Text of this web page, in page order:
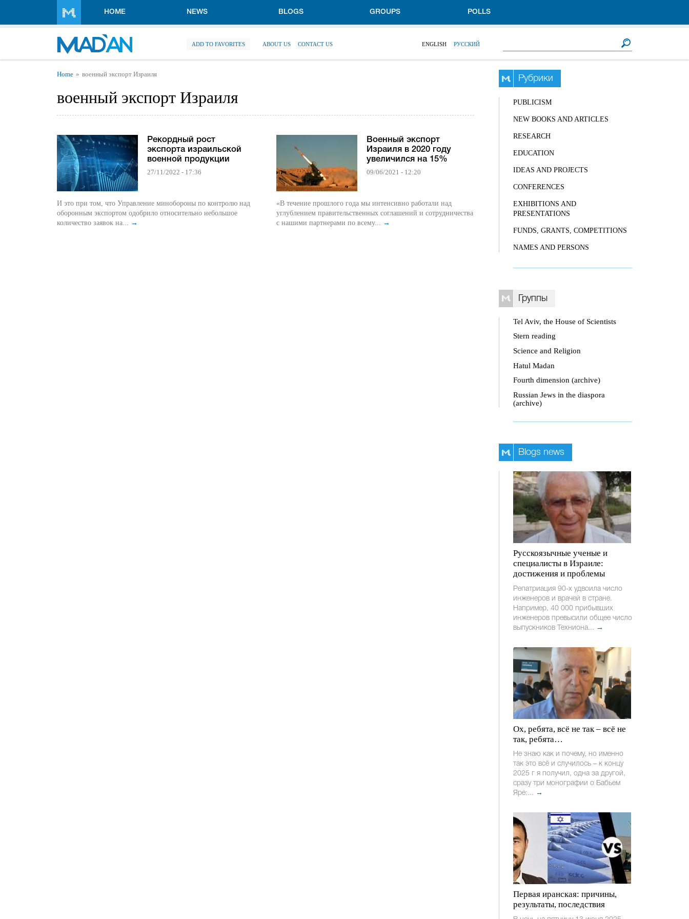
HOME NEWS BLOGS GROUPS POLLS
ADD TO FAVORITES ABOUT US CONTACT US ENGLISH РУССКИЙ
You are here
Home военный экспорт Израиля
военный экспорт Израиля
Рекордный рост
экспорта израильской
военной продукции
27/11/2022 - 17:36
И это при том, что Управление минобороны по контролю над
оборонным экспортом одобрило относительно небольшое
количество заявок на... →
Военный экспорт
Израиля в 2020 году
увеличился на 15%
09/06/2021 - 12:20
«В течение прошлого года мы интенсивно работали над
углублением правительственных соглашений и сотрудничества
с нашими партнерами по всему... →
Рубрики
PUBLICISM
NEW BOOKS AND ARTICLES
RESEARCH
EDUCATION
IDEAS AND PROJECTS
CONFERENCES
EXHIBITIONS AND
PRESENTATIONS
FUNDS, GRANTS, COMPETITIONS
NAMES AND PERSONS
Группы
Tel Aviv, the House of Scientists
Stern reading
Science and Religion
Hatul Madan
Fourth dimension (archive)
Russian Jews in the diaspora
(archive)
Blogs news
Русскоязычные ученые и
специалисты в Израиле:
достижения и проблемы
Репатриация 90-х удвоила число
инженеров и врачей в стране.
Например, 40 000 прибывших
инженеров превысили общее число
выпускников Техниона... →
Ох, ребята, всё не так – всё не
так, ребята…
Не знаю как и почему, но именно
так это всё и случилось – к концу
2025 г я получил, одна за другой,
сразу три монографии о Бабьем
Яре:... →
Первая иранская: причины,
результаты, последствия